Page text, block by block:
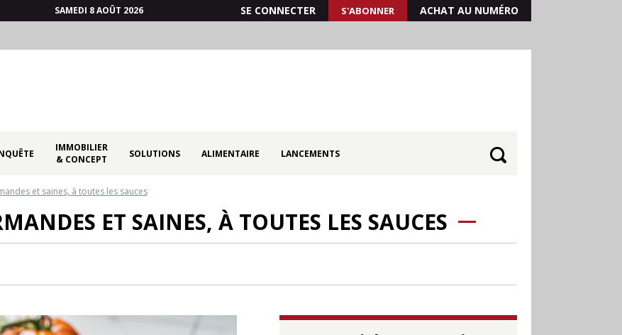
SAMEDI 8 AOÛT 2026 SE CONNECTER S'ABONNER ACHAT AU NUMÉRO
IMMOBILIER
& CONCEPT
SOLUTIONS ALIMENTAIRE LANCEMENTS
et saines, à toutes les sauces
ET SAINES, À TOUTES LES SAUCES